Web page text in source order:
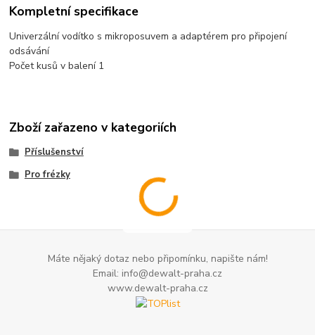
Kompletní specifikace
Univerzální vodítko s mikroposuvem a adaptérem pro připojení
odsávání
Počet kusů v balení 1
Zboží zařazeno v kategoriích
Příslušenství
Pro frézky
Máte nějaký dotaz nebo připomínku, napište nám!
Email: info@dewalt-praha.cz
www.dewalt-praha.cz